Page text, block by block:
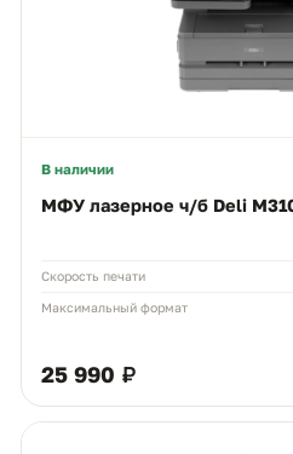
В наличии
МФУ лазерное ч/б Deli
Скорость печати
Максимальный формат
25 990 ₽